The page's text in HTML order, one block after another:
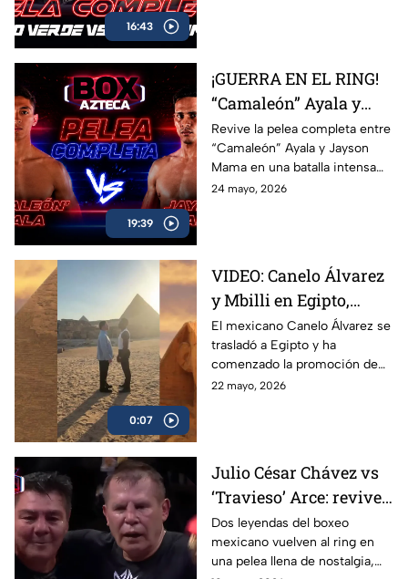
16:43
Box Azteca.
19:39
¡GUERRA EN EL RING!
“Camaleón” Ayala y
Jayson Mama se
dieron con todo
Revive la pelea completa entre
“Camaleón” Ayala y Jayson
Mama en una batalla intensa
llena de golpes, emoción y
24 mayo, 2026
0:07
VIDEO: Canelo Álvarez
y Mbilli en Egipto,
tienen primer cara a
cara
El mexicano Canelo Álvarez se
trasladó a Egipto y ha
comenzado la promoción de
su combate ante el francés
22 mayo, 2026
Julio César Chávez vs
‘Travieso’ Arce: revive
la pelea completa en
Box Azteca
Dos leyendas del boxeo
mexicano vuelven al ring en
una pelea llena de nostalgia,